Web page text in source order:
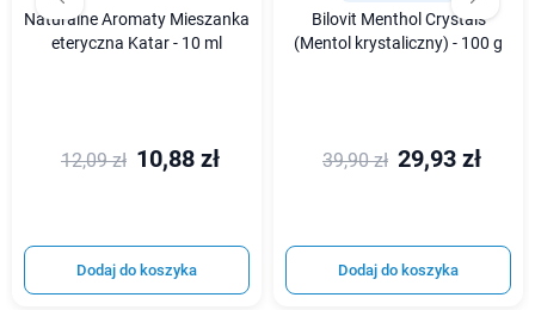
Naturalne Aromaty Mieszanka
eteryczna Katar - 10 ml
12,09 zł 10,88 zł
Dodaj do koszyka
Bilovit Menthol Crystals
(Mentol krystaliczny) - 100 g
39,90 zł 29,93 zł
Dodaj do koszyka